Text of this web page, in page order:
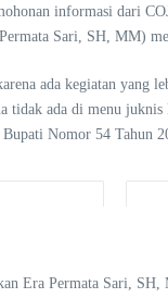
informasi dari
Sari, SH, MM)
ada kegiatan yang
tidak ada di menu
Nomor 54 Tahun
Era Permata Sari,